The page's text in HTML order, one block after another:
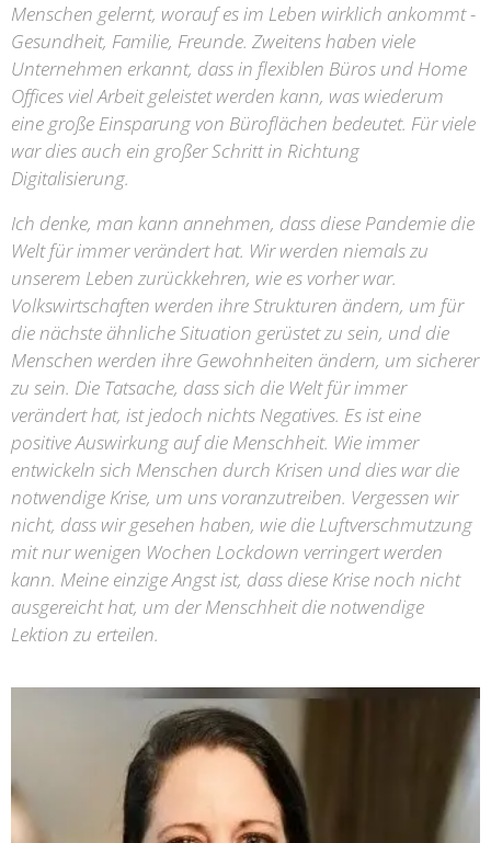
Menschen gelernt, worauf es im Leben wirklich ankommt -
Gesundheit, Familie, Freunde. Zweitens haben viele
Unternehmen erkannt, dass in flexiblen Büros und Home
Offices viel Arbeit geleistet werden kann, was wiederum
eine große Einsparung von Büroflächen bedeutet. Für viele
war dies auch ein großer Schritt in Richtung
Digitalisierung.
Ich denke, man kann annehmen, dass diese Pandemie die
Welt für immer verändert hat. Wir werden niemals zu
unserem Leben zurückkehren, wie es vorher war.
Volkswirtschaften werden ihre Strukturen ändern, um für
die nächste ähnliche Situation gerüstet zu sein, und die
Menschen werden ihre Gewohnheiten ändern, um sicherer
zu sein. Die Tatsache, dass sich die Welt für immer
verändert hat, ist jedoch nichts Negatives. Es ist eine
positive Auswirkung auf die Menschheit. Wie immer
entwickeln sich Menschen durch Krisen und dies war die
notwendige Krise, um uns voranzutreiben. Vergessen wir
nicht, dass wir gesehen haben, wie die Luftverschmutzung
mit nur wenigen Wochen Lockdown verringert werden
kann. Meine einzige Angst ist, dass diese Krise noch nicht
ausgereicht hat, um der Menschheit die notwendige
Lektion zu erteilen.